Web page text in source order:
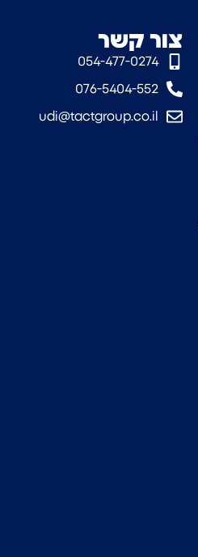
צור קשר
054-477-0274‎
076-5404-552
udi@tactgroup.co.il